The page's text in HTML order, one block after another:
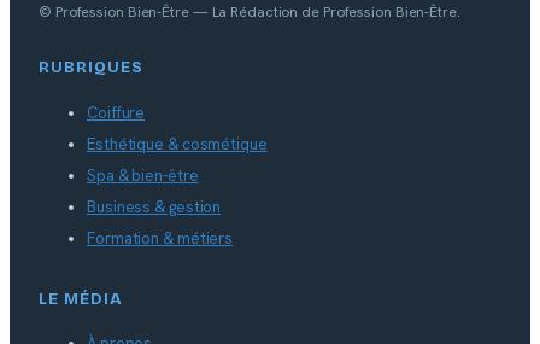
© Profession Bien-Être — La Rédaction de Profession Bien-Être.
RUBRIQUES
Coiffure
Esthétique & cosmétique
Spa & bien-être
Business & gestion
Formation & métiers
LE MÉDIA